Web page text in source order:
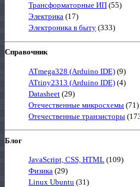
Трансформаторные ИП (55)
Электрика (17)
Электроника в быту (333)
Справочник
ATmega328 (Arduino IDE) (9)
ATtiny2313 (Arduino IDE) (4)
Datasheet (29)
Отечественные микросхемы (71)
Отечественные транзисторы
Блог
JavaScript, CSS, HTML (109)
Физика (29)
Linux Ubuntu (31)